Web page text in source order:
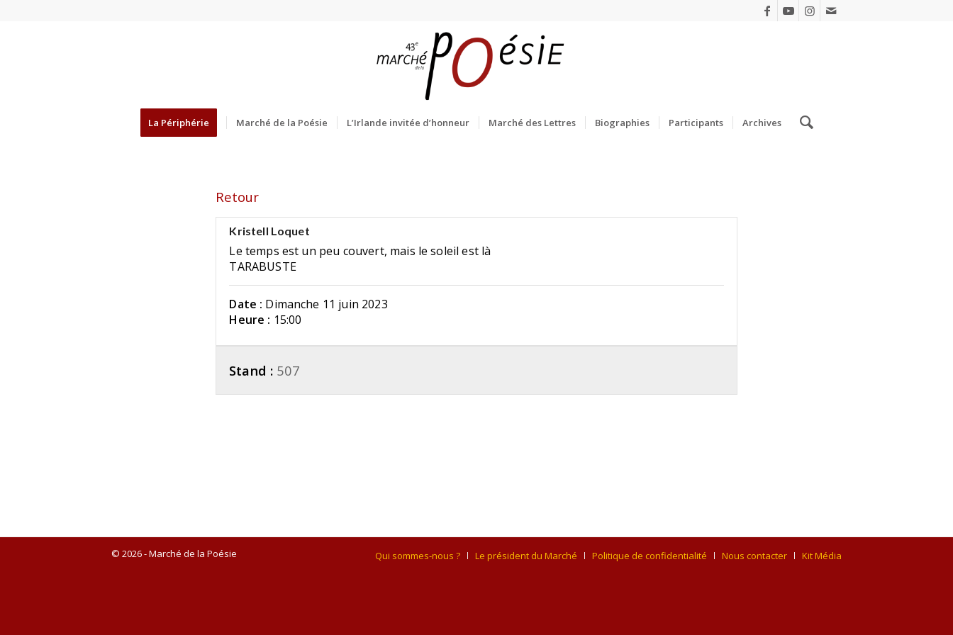
La Périphérie Marché de la Poésie L’Irlande invitée d’honneur Marché des Lettres Biographies Participants Archives
Retour
Kristell Loquet
Le temps est un peu couvert, mais le soleil est là
TARABUSTE
Date : Dimanche 11 juin 2023
Heure : 15:00
Stand : 507
© 2026 - Marché de la Poésie Qui sommes-nous ? Le président du Marché Politique de confidentialité Nous contacter Kit Média